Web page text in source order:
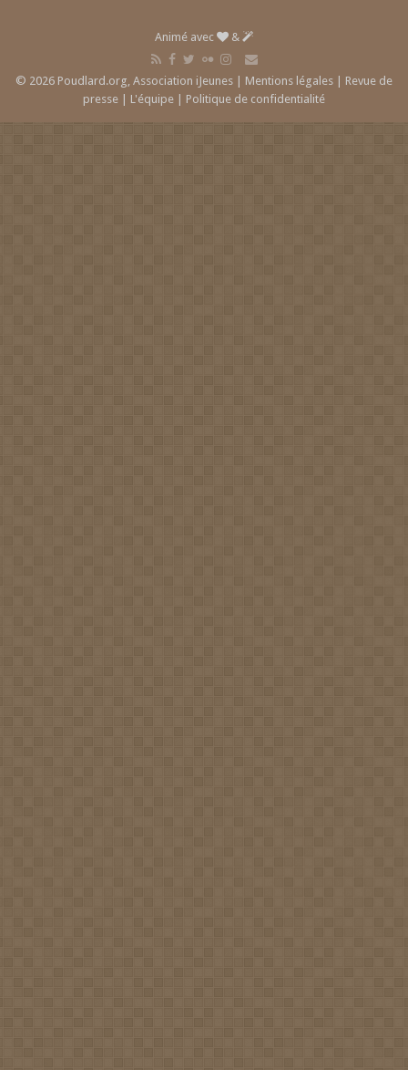
Animé avec &
© 2026 Poudlard.org, Association iJeunes | Mentions légales
Revue de
presse
L'équipe Politique de confidentialité